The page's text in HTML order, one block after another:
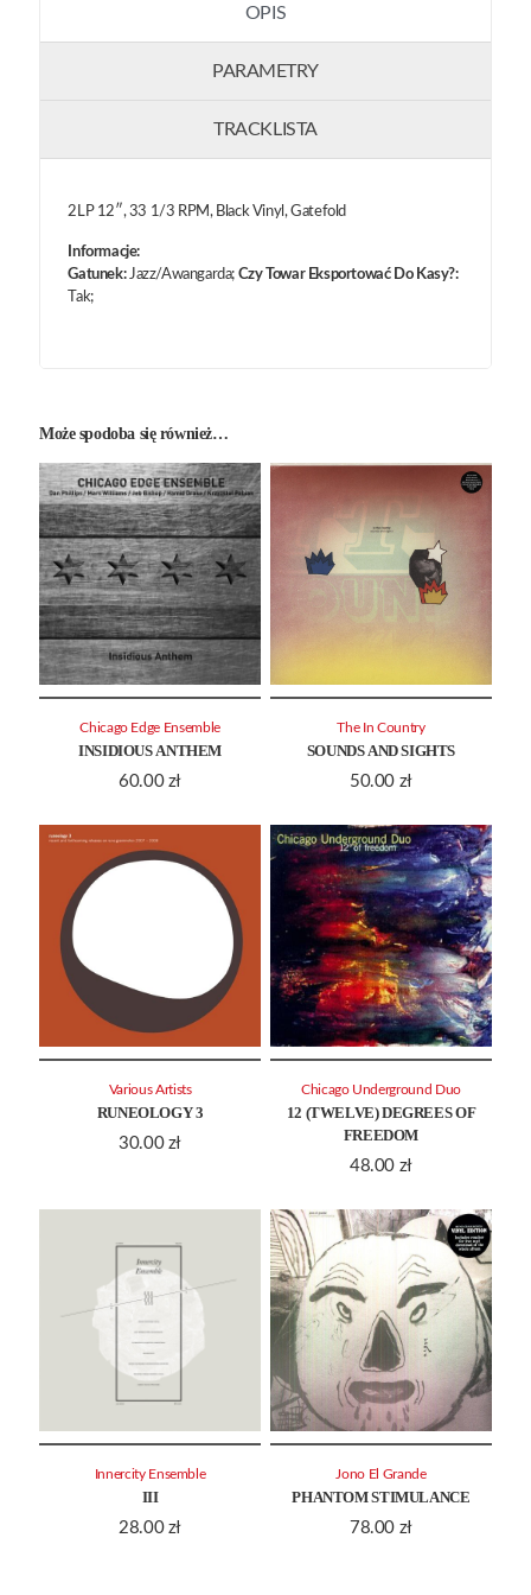
OPIS
PARAMETRY
TRACKLISTA
2LP 12″, 33 1/3 RPM, Black Vinyl, Gatefold
Informacje:
Gatunek:Jazz/Awangarda; Czy Towar Eksportować Do Kasy?:
Tak;
Może spodoba się również…
INSIDIOUS ANTHEM
60.00 zł
Chicago Edge Ensemble
SOUNDS AND SIGHTS
50.00 zł
The In Country
RUNEOLOGY 3
30.00 zł
Various Artists
12 (TWELVE) DEGREES OF
FREEDOM
48.00 zł
Chicago Underground Duo
III
28.00 zł
Innercity Ensemble
PHANTOM STIMULANCE
78.00 zł
Jono El Grande